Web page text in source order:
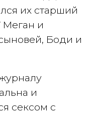
их старший
и
Боди и
и
сексом с